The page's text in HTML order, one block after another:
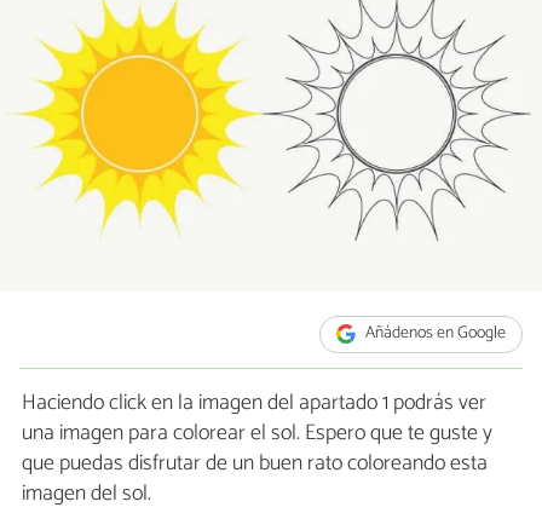
Añádenos en Google
Haciendo click en la imagen del apartado 1 podrás ver
una imagen para colorear el sol. Espero que te guste y
que puedas disfrutar de un buen rato coloreando esta
imagen del sol.